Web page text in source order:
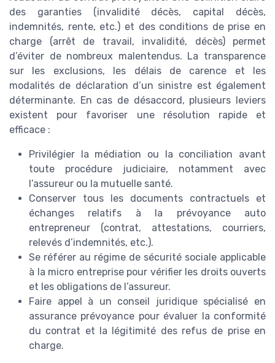
des garanties (invalidité décès, capital décès,
indemnités, rente, etc.) et des conditions de prise en
charge (arrêt de travail, invalidité, décès) permet
d’éviter de nombreux malentendus. La transparence
sur les exclusions, les délais de carence et les
modalités de déclaration d’un sinistre est également
déterminante. En cas de désaccord, plusieurs leviers
existent pour favoriser une résolution rapide et
efficace :
Privilégier la médiation ou la conciliation avant
toute procédure judiciaire, notamment avec
l’assureur ou la mutuelle santé.
Conserver tous les documents contractuels et
échanges relatifs à la prévoyance auto
entrepreneur (contrat, attestations, courriers,
relevés d’indemnités, etc.).
Se référer au régime de sécurité sociale applicable
à la micro entreprise pour vérifier les droits ouverts
et les obligations de l’assureur.
Faire appel à un conseil juridique spécialisé en
assurance prévoyance pour évaluer la conformité
du contrat et la légitimité des refus de prise en
charge.